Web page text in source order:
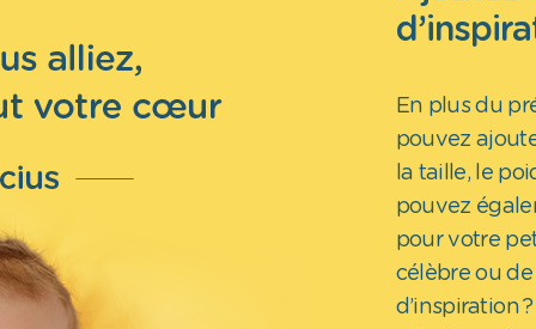
En plus du
pouvez
la taille, le
pouvez
pour votre
célèbre ou
d’inspiration